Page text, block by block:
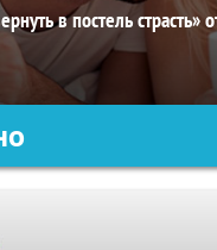
в постель страсть»